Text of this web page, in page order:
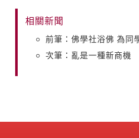
相關新聞
前筆：佛學社浴佛 為同
次筆：亂是一種新商機